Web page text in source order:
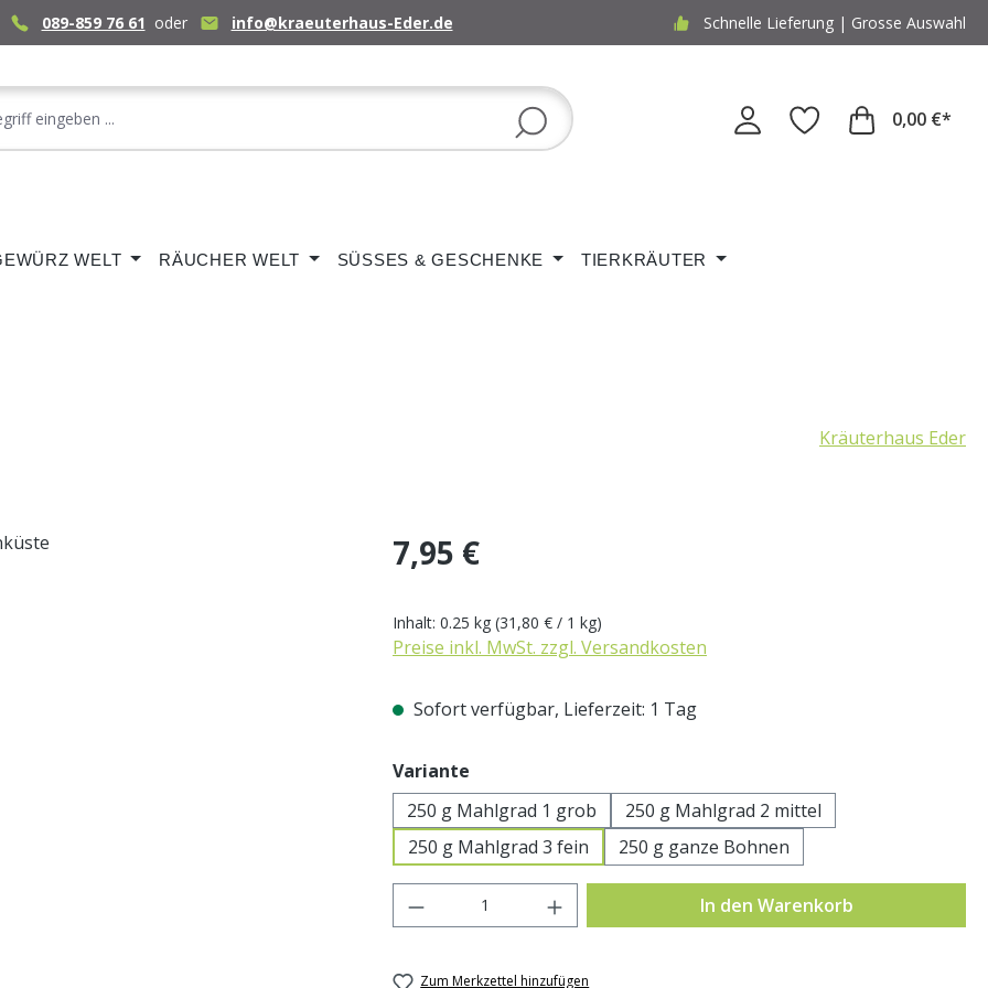
089-859 76 61 oder info@kraeuterhaus-Eder.de Schnelle Lieferung | Grosse Auswahl
0,00 €*
WELT RÄUCHER WELT SÜSSES & GESCHENKE TIERKRÄUTER
Kräuterhaus Eder
Regulärer Preis:
7,95 €
Inhalt: 0.25 kg (31,80 € / 1 kg)
Preise inkl. MwSt. zzgl. Versandkosten
Sofort verfügbar, Lieferzeit: 1 Tag
Variante
250 g Mahlgrad 1 grob
250 g Mahlgrad 2 mittel
250 g Mahlgrad 3 fein
250 g ganze Bohnen
Produkt Anzahl: Gib den gewünschten Wert
In den Warenkorb
Zum Merkzettel hinzufügen